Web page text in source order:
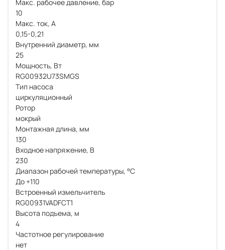
Макс. рабочее давление, бар
10
Макс. ток, А
0,15-0,21
Внутренний диаметр, мм
25
Мощность, Вт
RG00932U73SMGS
Тип насоса
циркуляционный
Ротор
мокрый
Монтажная длина, мм
130
Входное напряжение, В
230
Диапазон рабочей температуры, °С
До +110
Встроенный измельчитель
RG00931VADFCT1
Высота подъема, м
4
Частотное регулирование
нет